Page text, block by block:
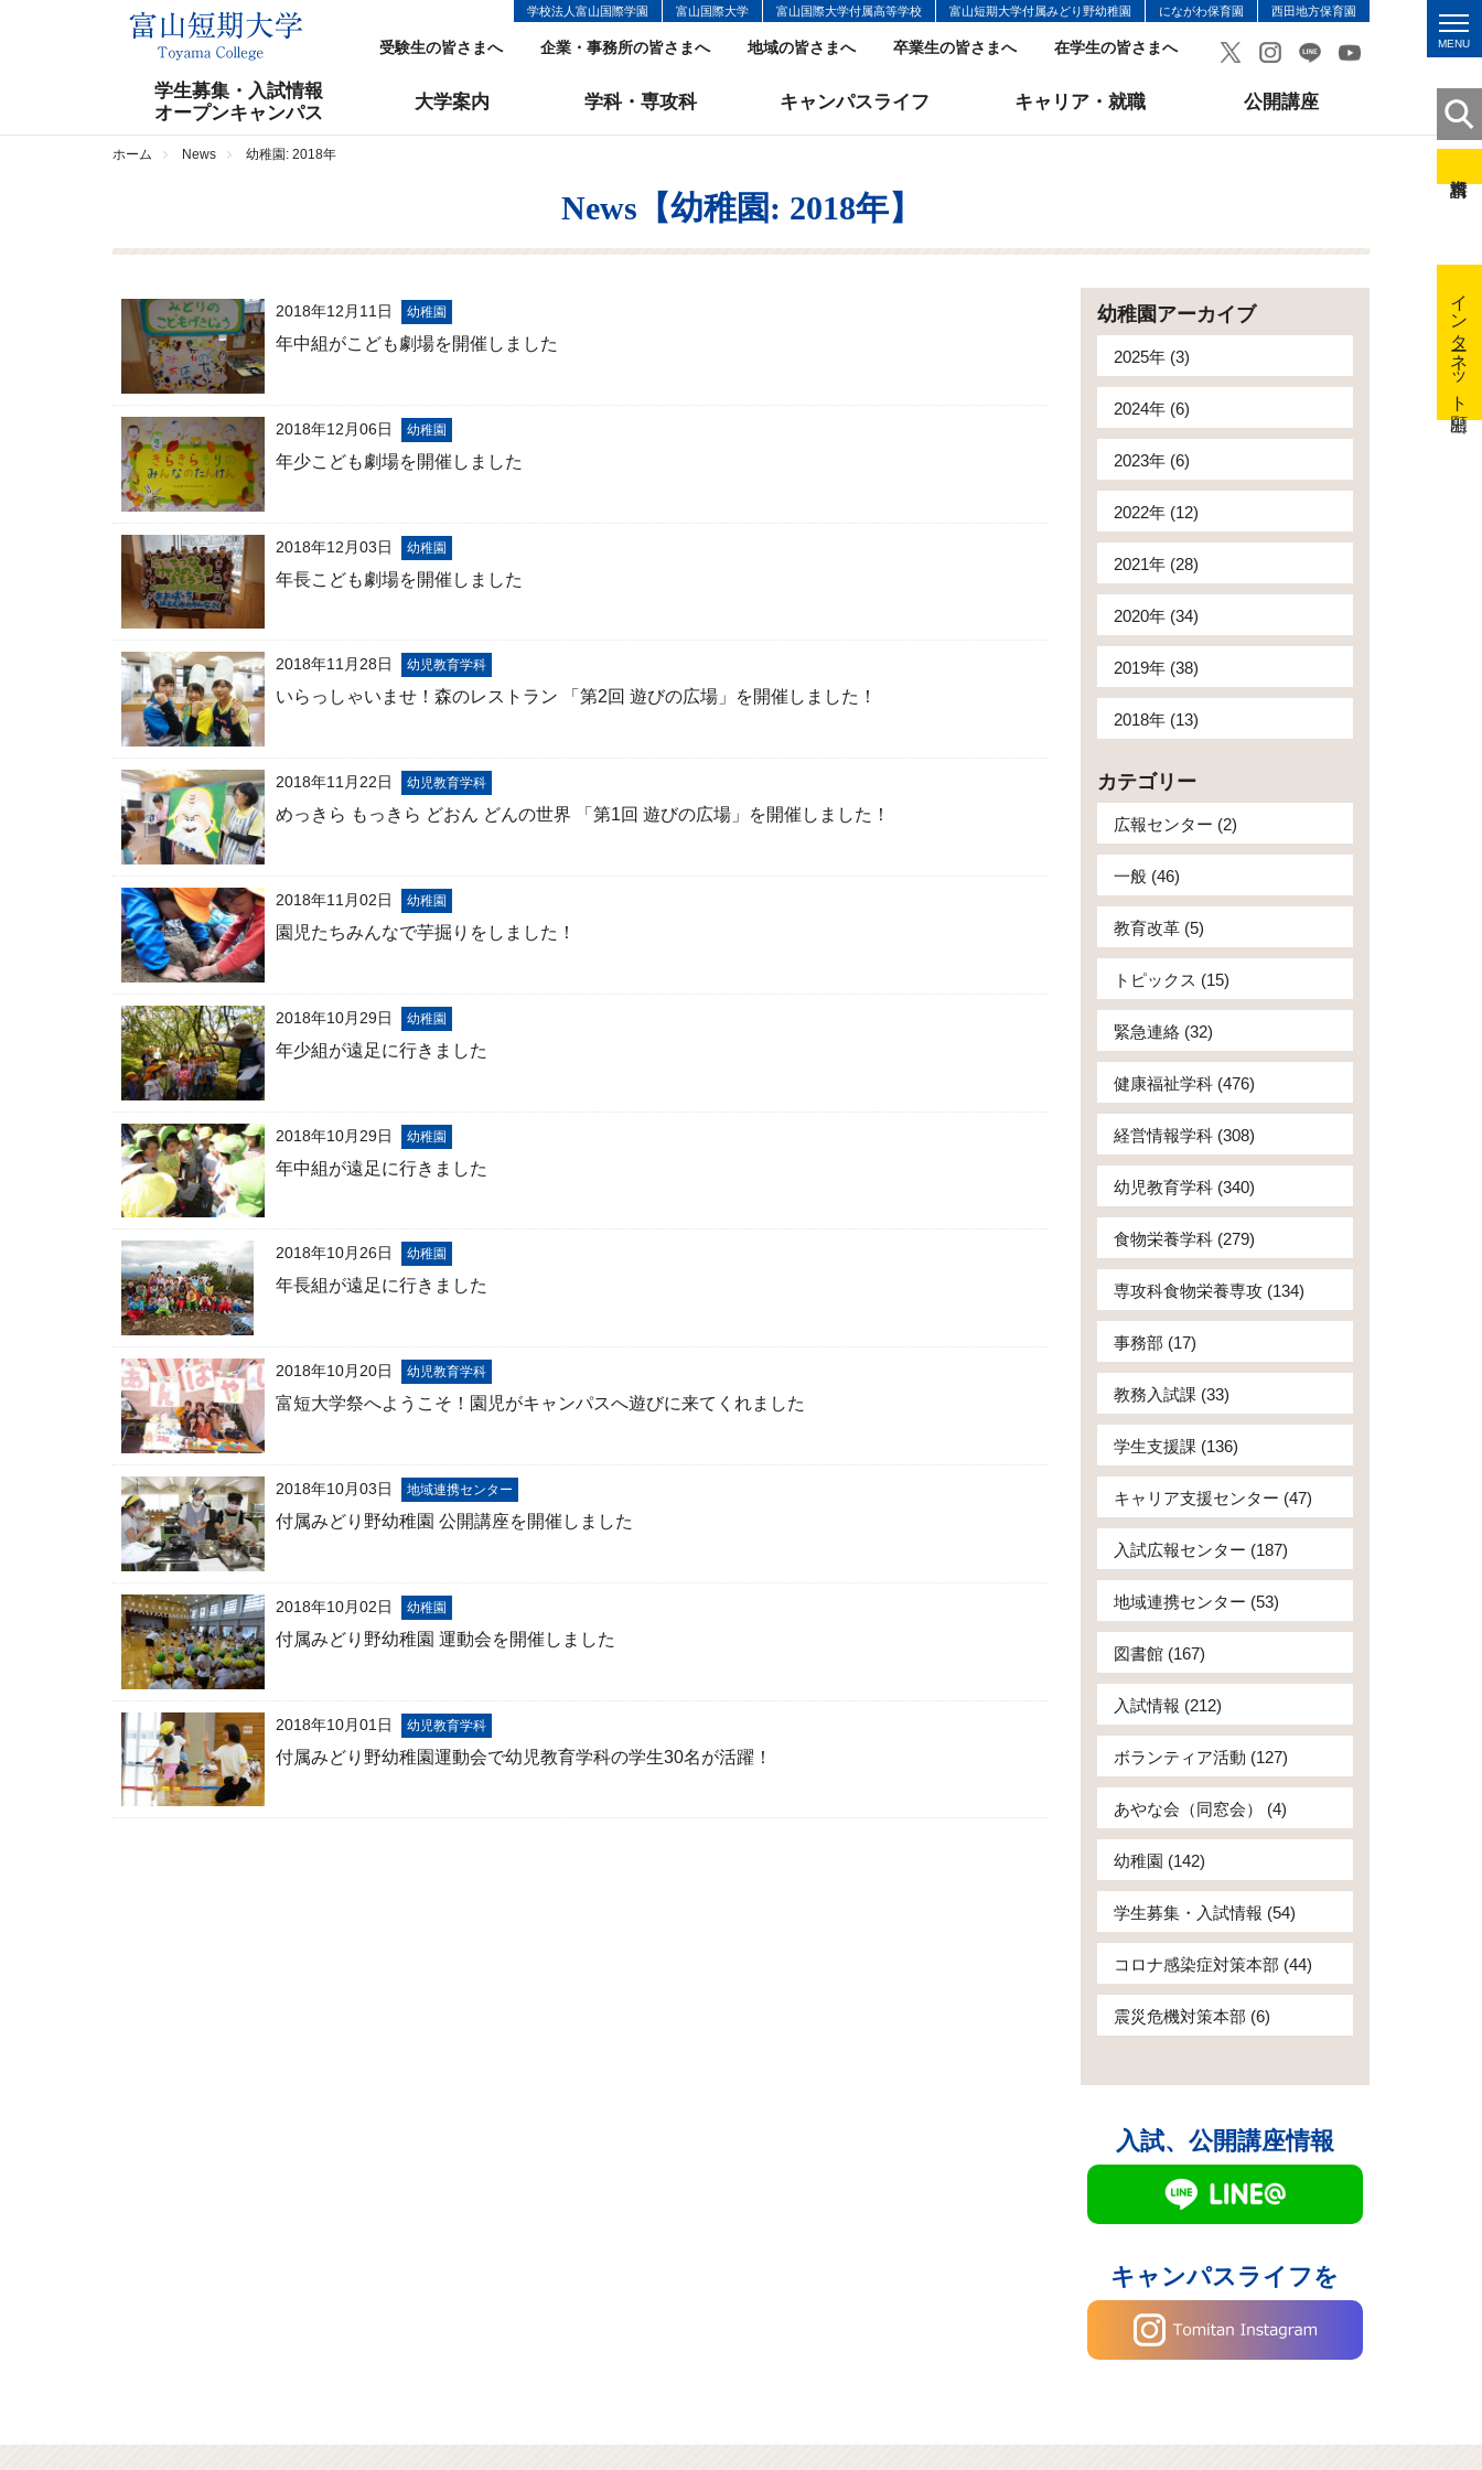
学校法人富山国際学園 富山国際大学 富山国際大学付属高等学校 富山短期大学付属みどり野幼稚園 にながわ保育園 西田地方保育園
受験生の皆さまへ 企業・事務所の皆さまへ 地域の皆さまへ 卒業生の皆さまへ 在学生の皆さまへ MENU
学生募集・入試情報
オープンキャンパス
大学案内 学科・専攻科 キャンパスライフ キャリア・就職 公開講座
インターネット出願
ホーム News 幼稚園: 2018年
News【幼稚園: 2018年】
幼稚園アーカイブ
2025年 (3)
2024年 (6)
2023年 (6)
2022年 (12)
2021年 (28)
2020年 (34)
2019年 (38)
2018年 (13)
カテゴリー
広報センター (2)
一般 (46)
教育改革 (5)
トピックス (15)
緊急連絡 (32)
健康福祉学科 (476)
経営情報学科 (308)
幼児教育学科 (340)
食物栄養学科 (279)
専攻科食物栄養専攻 (134)
事務部 (17)
教務入試課 (33)
学生支援課 (136)
キャリア支援センター (47)
入試広報センター (187)
地域連携センター (53)
図書館 (167)
入試情報 (212)
ボランティア活動 (127)
あやな会（同窓会） (4)
幼稚園 (142)
学生募集・入試情報 (54)
コロナ感染症対策本部 (44)
震災危機対策本部 (6)
入試、公開講座情報
キャンパスライフを
2018年12月11日 幼稚園
年中組がこども劇場を開催しました
2018年12月06日 幼稚園
年少こども劇場を開催しました
2018年12月03日 幼稚園
年長こども劇場を開催しました
2018年11月28日 幼児教育学科
いらっしゃいませ！森のレストラン 「第2回 遊びの広場」を開催しました！
2018年11月22日 幼児教育学科
めっきら もっきら どおん どんの世界 「第1回 遊びの広場」を開催しました！
2018年11月02日 幼稚園
園児たちみんなで芋掘りをしました！
2018年10月29日 幼稚園
年少組が遠足に行きました
2018年10月29日 幼稚園
年中組が遠足に行きました
2018年10月26日 幼稚園
年長組が遠足に行きました
2018年10月20日 幼児教育学科
富短大学祭へようこそ！園児がキャンパスへ遊びに来てくれました
2018年10月03日 地域連携センター
付属みどり野幼稚園 公開講座を開催しました
2018年10月02日 幼稚園
付属みどり野幼稚園 運動会を開催しました
2018年10月01日 幼児教育学科
付属みどり野幼稚園運動会で幼児教育学科の学生30名が活躍！